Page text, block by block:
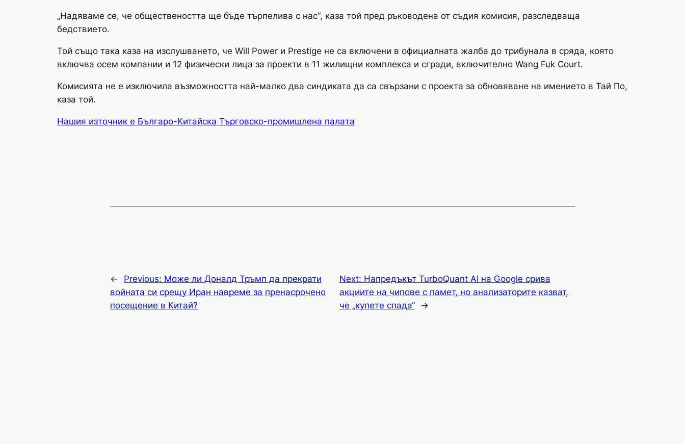
„Надяваме се, че обществеността ще бъде търпелива с нас“, каза той пред ръководена от съдия комисия, разследваща
бедствието.
Той също така каза на изслушването, че Will Power и Prestige не са включени в официалната жалба до трибунала в сряда, която
включва осем компании и 12 физически лица за проекти в 11 жилищни комплекса и сгради, включително Wang Fuk Court.
Комисията не е изключила възможността най-малко два синдиката да са свързани с проекта за обновяване на имението в Тай По,
каза той.
Нашия източник е Българо-Китайска Търговско-промишлена палaта
← Previous: Може ли Доналд Тръмп да прекрати
войната си срещу Иран навреме за пренасрочено
посещение в Китай?
Next: Напредъкът TurboQuant AI на Google срива
акциите на чипове с памет, но анализаторите казват,
че „купете спада“
→